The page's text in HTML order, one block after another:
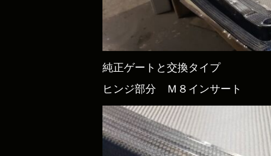
純正ゲートと交換タイプ
ヒンジ部分 Ｍ８インサート